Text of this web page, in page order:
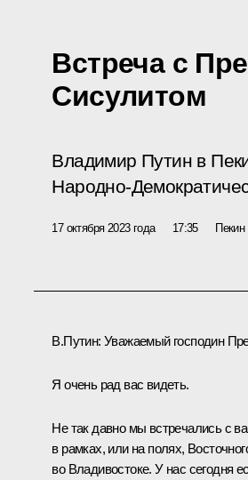
Встреча с
Сисулитом
Владимир Путин в
Народно-
17 октября 2023 года 17:35 Пекин
В.Путин: Уважаемый господин
Я очень рад вас видеть.
Не так давно мы встречалисьс
в рамках, или на полях,
во Владивостоке. У нас сегодня